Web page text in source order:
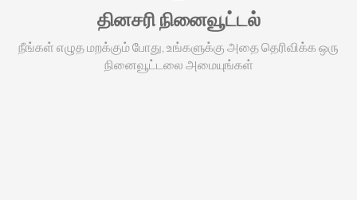
தினசரி நினைவூட்டல்
நீங்கள் எழுத மறக்கும் போது, உங்களுக்கு அதை தெரிவிக்க ஒரு
நினைவூட்டலை அமையுங்கள்